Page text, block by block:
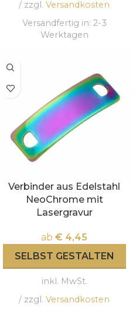
/ zzgl. Versandkosten
Versandfertig in: 2-3
Werktagen
Verbinder aus Edelstahl
NeoChrome mit
Lasergravur
ab € 4,45
SELBST GESTALTEN
inkl. MwSt.
/ zzgl. Versandkosten